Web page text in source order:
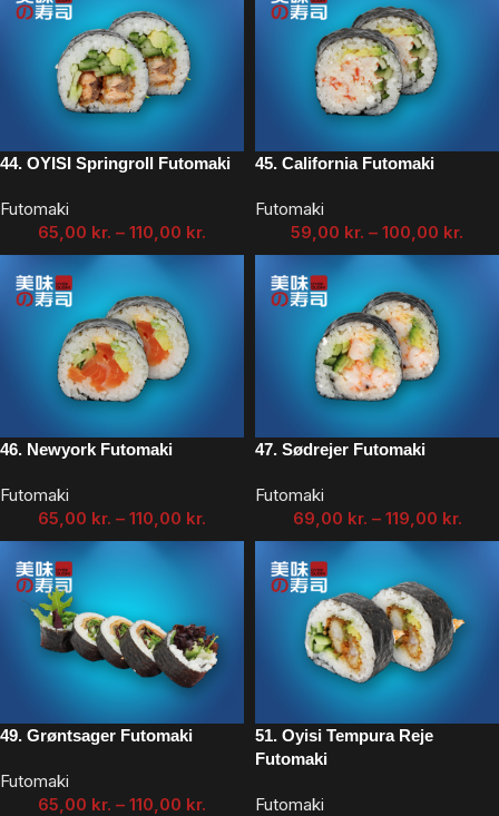
44. OYISI Springroll Futomaki
Futomaki
65,00 kr. – 110,00 kr.
45. California Futomaki
Futomaki
59,00 kr. – 100,00 kr.
46. Newyork Futomaki
Futomaki
65,00 kr. – 110,00 kr.
47. Sødrejer Futomaki
Futomaki
69,00 kr. – 119,00 kr.
49. Grøntsager Futomaki
Futomaki
65,00 kr. – 110,00 kr.
51. Oyisi Tempura Reje
Futomaki
Futomaki